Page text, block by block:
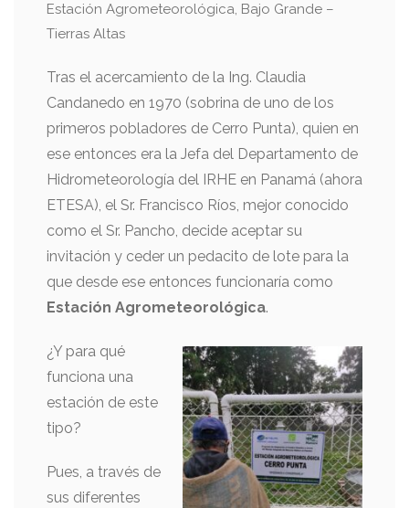
Estación Agrometeorológica, Bajo Grande –
Tierras Altas
Tras el acercamiento de la Ing. Claudia
Candanedo en 1970 (sobrina de uno de los
primeros pobladores de Cerro Punta), quien en
ese entonces era la Jefa del Departamento de
Hidrometeorología del IRHE en Panamá (ahora
ETESA), el Sr. Francisco Ríos, mejor conocido
como el Sr. Pancho, decide aceptar su
invitación y ceder un pedacito de lote para la
que desde ese entonces funcionaría como
Estación Agrometeorológica.
¿Y para qué
funciona una
estación de este
tipo?
Pues, a través de
sus diferentes